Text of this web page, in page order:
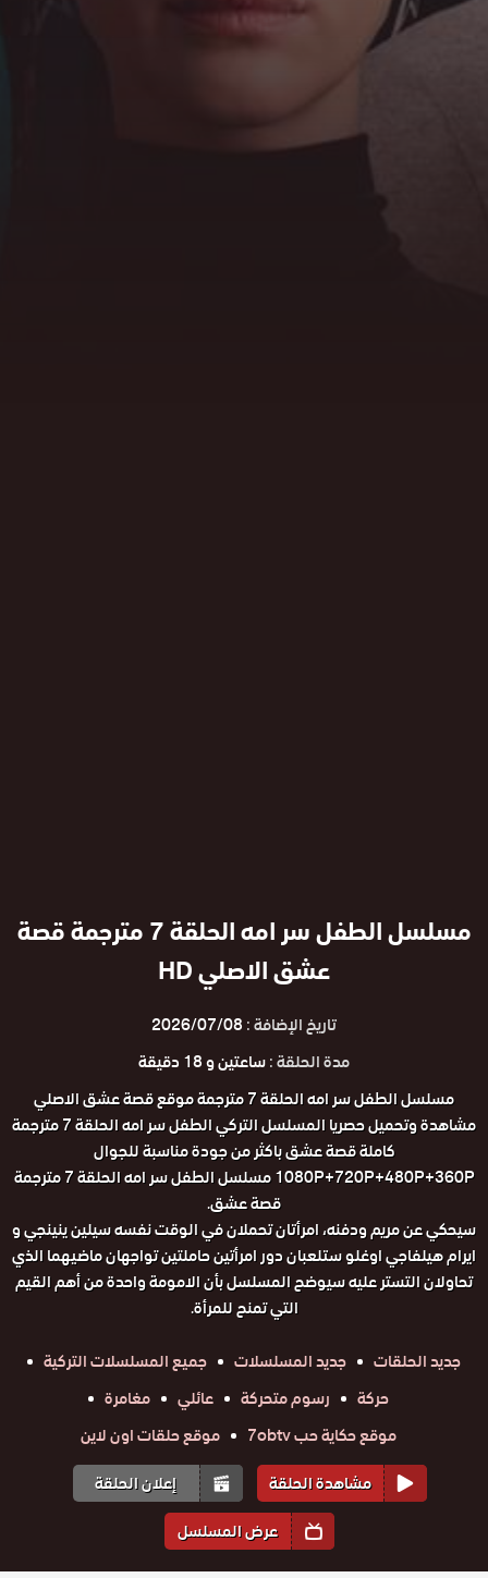
مسلسل الطفل سر امه الحلقة 7 مترجمة قصة
عشق الاصلي HD
تاريخ الإضافة :2026/07/08
مدة الحلقة :ساعتين و 18 دقيقة
مسلسل الطفل سر امه الحلقة 7 مترجمة موقع قصة عشق الاصلي
مشاهدة وتحميل حصريا المسلسل التركي الطفل سر امه الحلقة 7 مترجمة
كاملة قصة عشق باكثر من جودة مناسبة للجوال
1080P+720P+480P+360P مسلسل الطفل سر امه الحلقة 7 مترجمة
قصة عشق.
سيحكي عن مريم ودفنه، امرأتان تحملان في الوقت نفسه سيلين ينينجي و
ايرام هيلفاجي اوغلو ستلعبان دور امرأتين حاملتين تواجهان ماضيهما الذي
تحاولان التستر عليه سيوضح المسلسل بأن الامومة واحدة من أهم القيم
التي تمنح للمرأة.
جديد الحلقات
جديد المسلسلات
جميع المسلسلات التركية
حركة
رسوم متحركة عائلي
مغامرة
موقع حكاية حب 7obtv
موقع حلقات اون لاين
مشاهدة الحلقة
إعلان الحلقة
عرض المسلسل